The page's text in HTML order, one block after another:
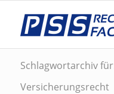
Schlagwortarchiv
Versicherungsrecht